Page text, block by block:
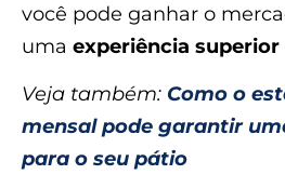
você pode ganhar o
uma experiência superior
Veja também: Como o
mensal pode garantir
para o seu pátio